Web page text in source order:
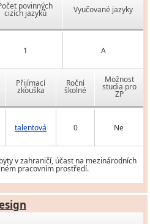
povinných
cizích jazyků Vyučované jazyky
1 A
Přijímací
zkouška
Roční
školné
Možnost
studia pro
ZP
talentová 0 Ne
v zahraničí, účast na mezinárodních
pracovním prostředí.